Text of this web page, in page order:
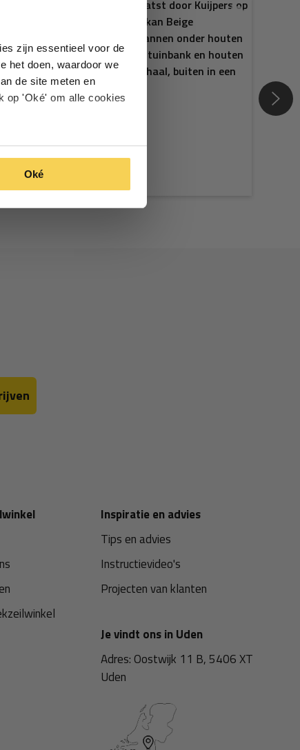
zijn essentieel voor de
het doen, waardoor we
de site meten en
op 'Oké' om alle cookies
Oké
Inspiratie en advies
Tips en advies
Instructievideo's
Projecten van klanten
Je vindt ons in Uden
Adres: Oostwijk 11 B, 5406 XT
Uden